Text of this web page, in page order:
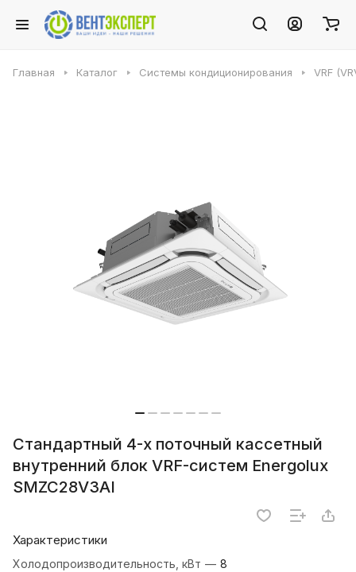
Главная Каталог Системы кондиционирования VRF
Стандартный 4-х поточный кассетный
внутренний блок VRF-систем Energolux
SMZC28V3AI
Характеристики
Холодопроизводительность, кВт — 8